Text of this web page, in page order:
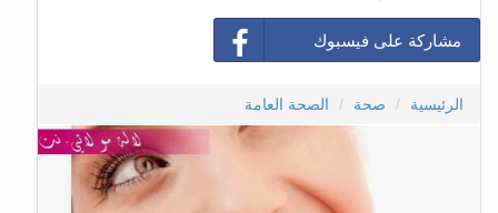
مشاركة على فيسبوك
الرئيسية صحة الصحة العامة